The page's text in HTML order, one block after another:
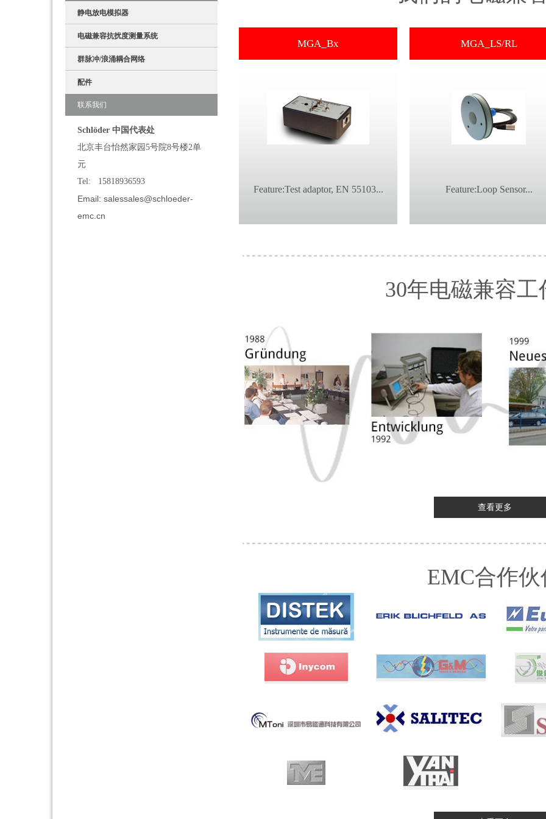
静电放电模拟器
电磁兼容抗扰度测量系统
群脉冲/浪涌耦合网络
配件
联系我们
Schlöder 中国代表处
北京丰台怡然家园5号院8号楼2单
元
Tel: 15818936593
Email: salessales@schloeder-
emc.cn
MGA_Bx
Feature:Test adaptor, EN 55103...
MGA_LS/RL
Feature:Loop Sensor...
30年电磁兼容工
查看更多
EMC合作伙